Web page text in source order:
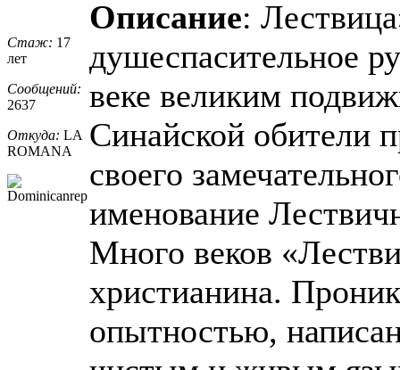
Стаж: 17
лет
Сообщений:
2637
Откуда: LA
ROMANA
Описание:
душеспасительное
веке великим
Синайской обители
своего
именование
Много веков
христианина.
опытностью,